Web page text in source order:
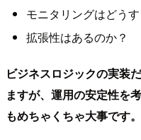
モニタリングはどうす
拡張性はあるのか？
ビジネスロジックの実装
ますが、運用の安定性を
もめちゃくちゃ大事です。